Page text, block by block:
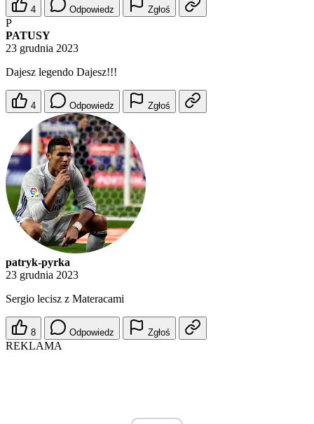
4 Odpowiedz Zgłoś
P
PATUSY
23 grudnia 2023
Dajesz legendo Dajesz!!!
4 Odpowiedz Zgłoś
patryk-pyrka
23 grudnia 2023
Sergio lecisz z Materacami
8 Odpowiedz Zgłoś
REKLAMA